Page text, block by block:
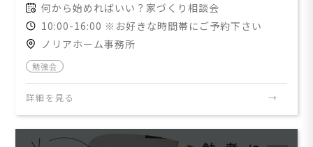
何から始めればいい？家づくり相談会
10:00-16:00 ※お好きな時間帯にご予約下さい
ノリアホーム事務所
勉強会
詳細を見る